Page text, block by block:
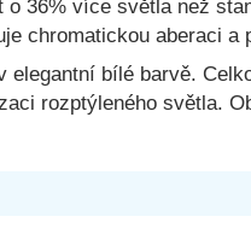
36% více světla než
chromatickou aberaci
bílé barvě.
rozptýleného světla.